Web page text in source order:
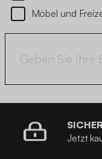
Möbel und
Jetzt